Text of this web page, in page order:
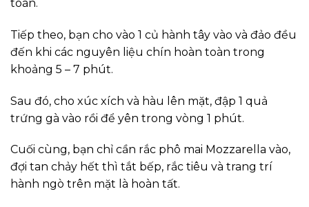
toàn.
Tiếp theo, bạn cho vào 1 củ hành tây vào và đảo đều
đến khi các nguyên liệu chín hoàn toàn trong
khoảng 5 – 7 phút.
Sau đó, cho xúc xích và hàu lên mặt, đập 1 quả
trứng gà vào rồi để yên trong vòng 1 phút.
Cuối cùng, bạn chỉ cần rắc phô mai Mozzarella vào,
đợi tan chảy hết thì tắt bếp, rắc tiêu và trang trí
hành ngò trên mặt là hoàn tất.